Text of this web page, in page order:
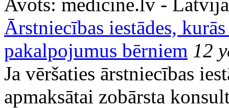
Ārstniecības iestādes,
pakalpojumus bērniem 12
Ja vēršaties ārstniecības
apmaksātai zobārsta